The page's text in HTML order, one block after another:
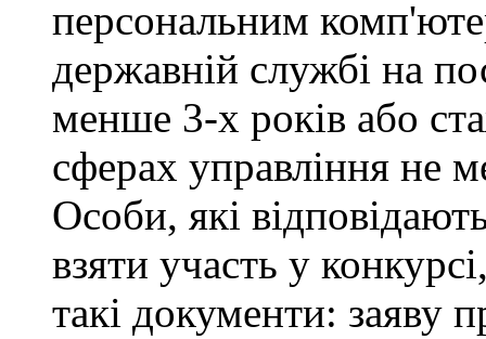
персональним
державній службі на
менше 3-х років або
сферах управління не
Особи, які
взяти участь у
такі документи: заяву